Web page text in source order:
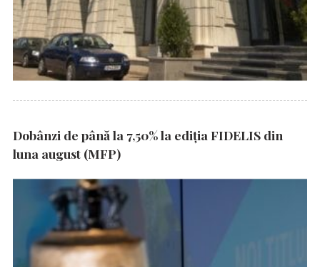
Dobânzi de până la 7,50% la ediția FIDELIS din
luna august (MFP)